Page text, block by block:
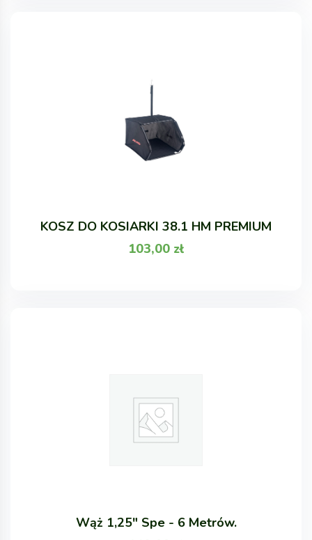
KOSZ DO KOSIARKI 38.1 HM PREMIUM
103,00 zł
Wąż 1,25" Spe - 6 Metrów.